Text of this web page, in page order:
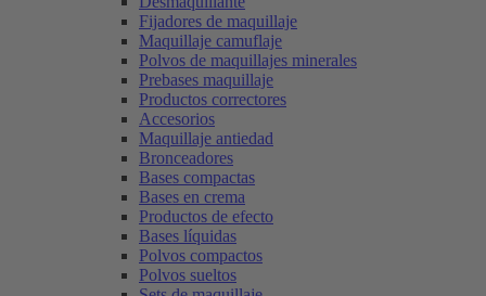
Fijadores de maquillaje
Maquillaje camuflaje
Polvos de maquillajes minerales
Prebases maquillaje
Productos correctores
Accesorios
Maquillaje antiedad
Bronceadores
Bases compactas
Bases en crema
Productos de efecto
Bases líquidas
Polvos compactos
Polvos sueltos